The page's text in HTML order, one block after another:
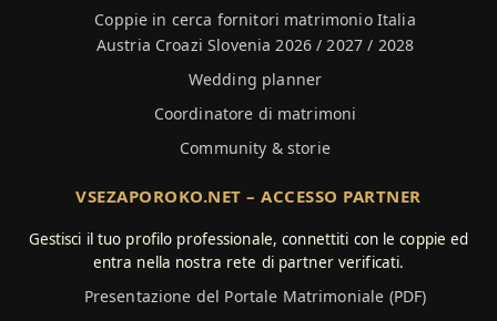
Coppie in cerca fornitori matrimonio Italia
Austria Croazi Slovenia 2026 / 2027 / 2028
Wedding planner
Coordinatore di matrimoni
Community & storie
VSEZAPOROKO.NET – ACCESSO PARTNER
Gestisci il tuo profilo professionale, connettiti con le coppie ed
entra nella nostra rete di partner verificati.
Presentazione del Portale Matrimoniale (PDF)